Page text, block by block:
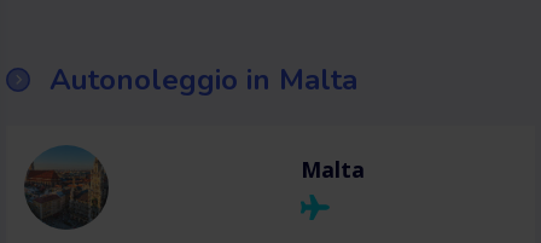
Autonoleggio in Malta
Malta